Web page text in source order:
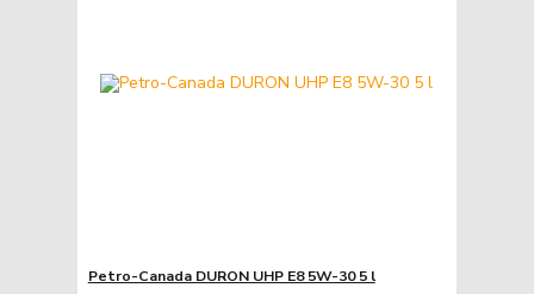
Petro-Canada DURON UHP E8 5W-30 5 l